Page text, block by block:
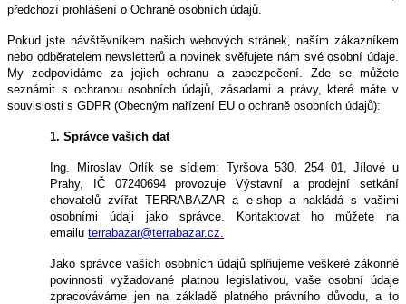
předchozí prohlášení o Ochraně osobních údajů.
Pokud jste návštěvníkem našich webových stránek, naším zákazníkem
nebo odběratelem newsletterů a novinek svěřujete nám své osobní údaje.
My zodpovídáme za jejich ochranu a zabezpečení. Zde se můžete
seznámit s ochranou osobních údajů, zásadami a právy, které máte v
souvislosti s GDPR (Obecným nařízení EU o ochraně osobních údajů):
1. Správce vašich dat
Ing. Miroslav Orlík se sídlem: Tyršova 530, 254 01, Jílové u
Prahy, IČ 07240694 provozuje Výstavní a prodejní setkání
chovatelů zvířat TERRABAZAR a e-shop a nakládá s vašimi
osobními údaji jako správce. Kontaktovat ho můžete na
emailuterrabazar@terrabazar.cz.
Jako správce vašich osobních údajů splňujeme veškeré zákonné
povinnosti vyžadované platnou legislativou, vaše osobní údaje
zpracováváme jen na základě platného právního důvodu, a to